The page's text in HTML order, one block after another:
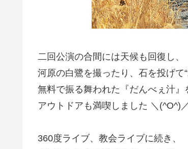
二回公演の合間には天候も回復し、
河原の白鷺を撮ったり、石を投げて“
無料で振る舞われた『だんべぇ汁』
アウトドアも満喫しました ＼(^O^)／
360度ライブ、教会ライブに続き、